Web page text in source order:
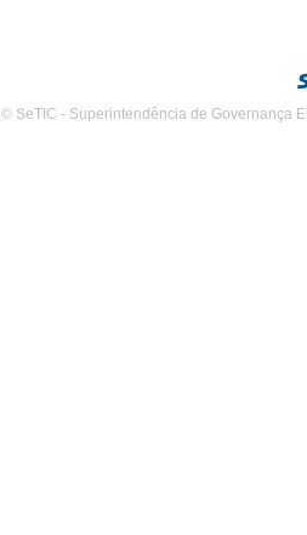
© SeTIC - Superintendência de Governança